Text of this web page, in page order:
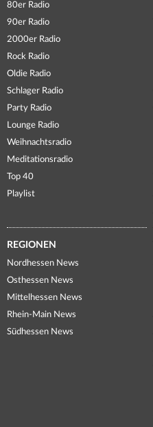
80er Radio
90er Radio
2000er Radio
Rock Radio
Oldie Radio
Schlager Radio
Party Radio
Lounge Radio
Weihnachtsradio
Meditationsradio
Top 40
Playlist
REGIONEN
Nordhessen News
Osthessen News
Mittelhessen News
Rhein-Main News
Südhessen News